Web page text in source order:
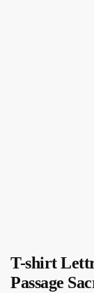
T-shirt
Passage